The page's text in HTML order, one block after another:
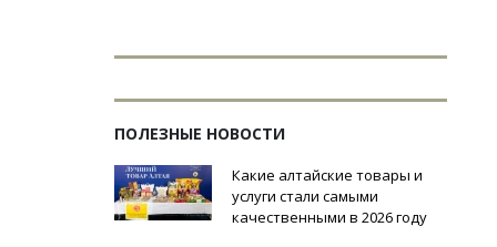
ПОЛЕЗНЫЕ НОВОСТИ
Какие алтайские товары и
услуги стали самыми
качественными в 2026 году